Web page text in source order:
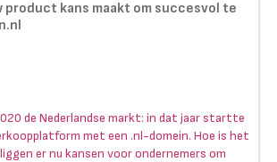
product kans maakt om succesvol te
de Nederlandse markt: in dat jaar startte
met een .nl-domein. Hoe is het
er nu kansen voor ondernemers om